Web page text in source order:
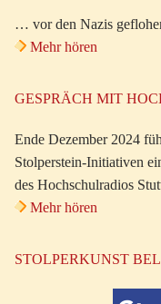
… vor den Nazis
Mehr hören
GESPRÄCH MIT
Ende Dezember 2024
Stolperstein-Initiativen
des Hochschulradios
Mehr hören
STOLPERKUNST